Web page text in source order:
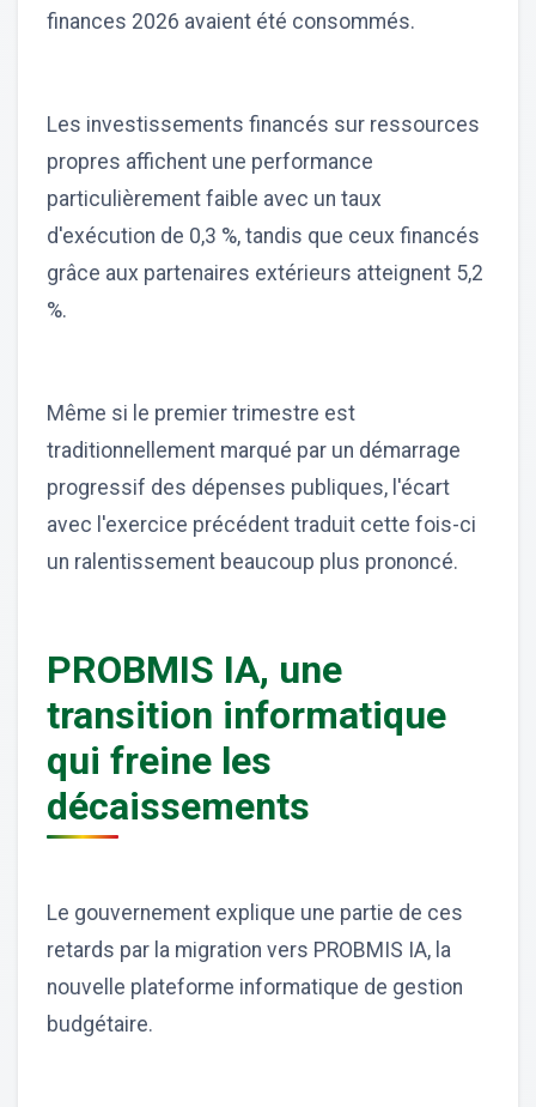
finances 2026 avaient été consommés.
Les investissements financés sur ressources
propres affichent une performance
particulièrement faible avec un taux
d'exécution de 0,3 %, tandis que ceux financés
grâce aux partenaires extérieurs atteignent 5,2
%.
Même si le premier trimestre est
traditionnellement marqué par un démarrage
progressif des dépenses publiques, l'écart
avec l'exercice précédent traduit cette fois-ci
un ralentissement beaucoup plus prononcé.
PROBMIS IA, une
transition informatique
qui freine les
décaissements
Le gouvernement explique une partie de ces
retards par la migration vers PROBMIS IA, la
nouvelle plateforme informatique de gestion
budgétaire.